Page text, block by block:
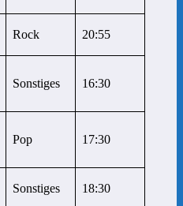
Rock 20:55
Sonstiges 16:30
Pop 17:30
Sonstiges 18:30